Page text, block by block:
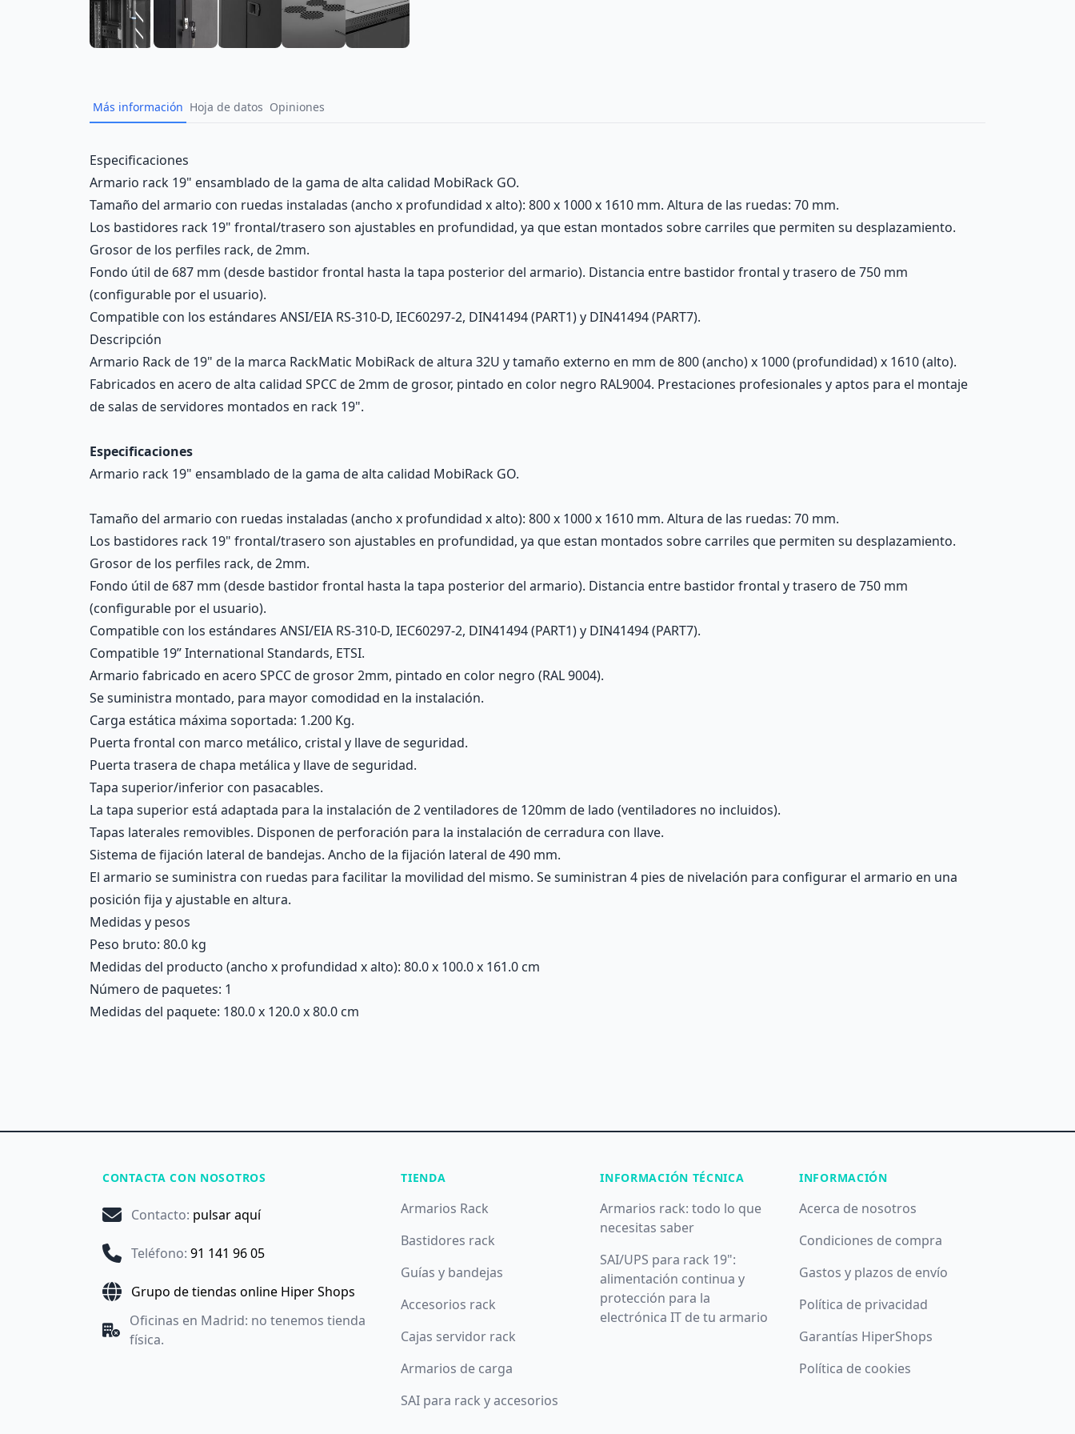
Más información Hoja de datos Opiniones
Description
Especificaciones
Armario rack 19" ensamblado de la gama de alta calidad MobiRack GO.
Tamaño del armario con ruedas instaladas (ancho x profundidad x alto): 800 x 1000 x 1610 mm. Altura de las ruedas: 70 mm.
Los bastidores rack 19" frontal/trasero son ajustables en profundidad, ya que estan montados sobre carriles que permiten su desplazamiento.
Grosor de los perfiles rack, de 2mm.
Fondo útil de 687 mm (desde bastidor frontal hasta la tapa posterior del armario). Distancia entre bastidor frontal y trasero de 750 mm
(configurable por el usuario).
Compatible con los estándares ANSI/EIA RS-310-D, IEC60297-2, DIN41494 (PART1) y DIN41494 (PART7).
Descripción
Armario Rack de 19" de la marca RackMatic MobiRack de altura 32U y tamaño externo en mm de 800 (ancho) x 1000 (profundidad) x 1610 (alto).
Fabricados en acero de alta calidad SPCC de 2mm de grosor, pintado en color negro RAL9004. Prestaciones profesionales y aptos para el montaje
de salas de servidores montados en rack 19".
Especificaciones
Armario rack 19" ensamblado de la gama de alta calidad MobiRack GO.
Tamaño del armario con ruedas instaladas (ancho x profundidad x alto): 800 x 1000 x 1610 mm. Altura de las ruedas: 70 mm.
Los bastidores rack 19" frontal/trasero son ajustables en profundidad, ya que estan montados sobre carriles que permiten su desplazamiento.
Grosor de los perfiles rack, de 2mm.
Fondo útil de 687 mm (desde bastidor frontal hasta la tapa posterior del armario). Distancia entre bastidor frontal y trasero de 750 mm
(configurable por el usuario).
Compatible con los estándares ANSI/EIA RS-310-D, IEC60297-2, DIN41494 (PART1) y DIN41494 (PART7).
Compatible 19” International Standards, ETSI.
Armario fabricado en acero SPCC de grosor 2mm, pintado en color negro (RAL 9004).
Se suministra montado, para mayor comodidad en la instalación.
Carga estática máxima soportada: 1.200 Kg.
Puerta frontal con marco metálico, cristal y llave de seguridad.
Puerta trasera de chapa metálica y llave de seguridad.
Tapa superior/inferior con pasacables.
La tapa superior está adaptada para la instalación de 2 ventiladores de 120mm de lado (ventiladores no incluidos).
Tapas laterales removibles. Disponen de perforación para la instalación de cerradura con llave.
Sistema de fijación lateral de bandejas. Ancho de la fijación lateral de 490 mm.
El armario se suministra con ruedas para facilitar la movilidad del mismo. Se suministran 4 pies de nivelación para configurar el armario en una
posición fija y ajustable en altura.
Medidas y pesos
Peso bruto: 80.0 kg
Medidas del producto (ancho x profundidad x alto): 80.0 x 100.0 x 161.0 cm
Número de paquetes: 1
Medidas del paquete: 180.0 x 120.0 x 80.0 cm
CONTACTA CON NOSOTROS
Contacto: pulsar aquí
Teléfono: 91 141 96 05
Grupo de tiendas online Hiper Shops
Oficinas en Madrid: no tenemos tienda
física.
TIENDA
Armarios Rack
Bastidores rack
Guías y bandejas
Accesorios rack
Cajas servidor rack
Armarios de carga
SAI para rack y accesorios
INFORMACIÓN TÉCNICA
Armarios rack: todo lo que
necesitas saber
SAI/UPS para rack 19":
alimentación continua y
protección para la
electrónica IT de tu armario
INFORMACIÓN
Acerca de nosotros
Condiciones de compra
Gastos y plazos de envío
Política de privacidad
Garantías HiperShops
Política de cookies